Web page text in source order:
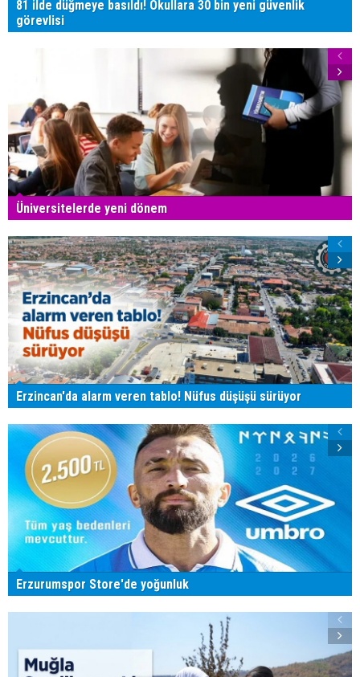
81 ilde düğmeye basıldı! Okullara 30 bin yeni güvenlik
görevlisi
Üniversitelerde yeni dönem
Erzincan'da alarm veren tablo! Nüfus düşüşü sürüyor
Erzurumspor Store'de yoğunluk